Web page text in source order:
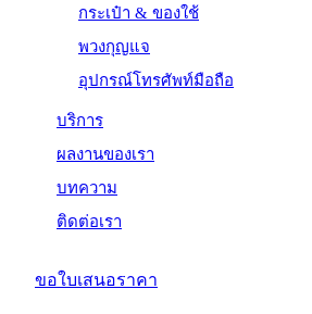
กระเป๋า & ของใช้
พวงกุญแจ
อุปกรณ์โทรศัพท์มือถือ
บริการ
ผลงานของเรา
บทความ
ติดต่อเรา
ขอใบเสนอราคา